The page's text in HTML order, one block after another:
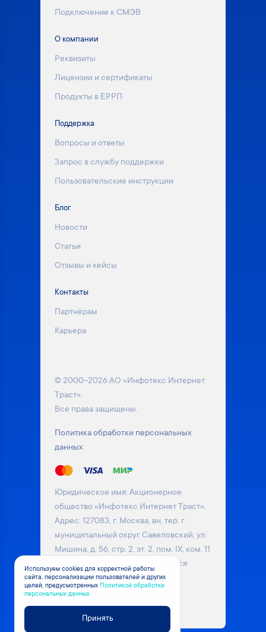
Подключение к СМЭВ
О компании
Реквизиты
Лицензии и сертификаты
Продукты в ЕРРП
Поддержка
Вопросы и ответы
Запрос в службу поддержки
Пользовательские инструкции
Блог
Новости
Статьи
Отзывы и кейсы
Контакты
Партнёрам
Карьера
© 2000–2026 АО «Инфотекс Интернет
Траст».
Все права защищены.
Политика обработки персональных
данных
Юридическое имя: Акционерное
общество «Инфотекс Интернет Траст».
Адрес: 127083, г. Москва, вн. тер. г.
муниципальный округ Савеловский, ул.
Мишина, д. 56, стр. 2, эт. 2, пом. IX, ком. 11
Информация на сайте не является
публичной офертой. Уточняйте
актуальные цены на товары у
менеджера компании
Используем cookies для корректной работы
сайта, персонализации пользователей и других
целей, предусмотренных Политикой обработки
персональных данных
Принять